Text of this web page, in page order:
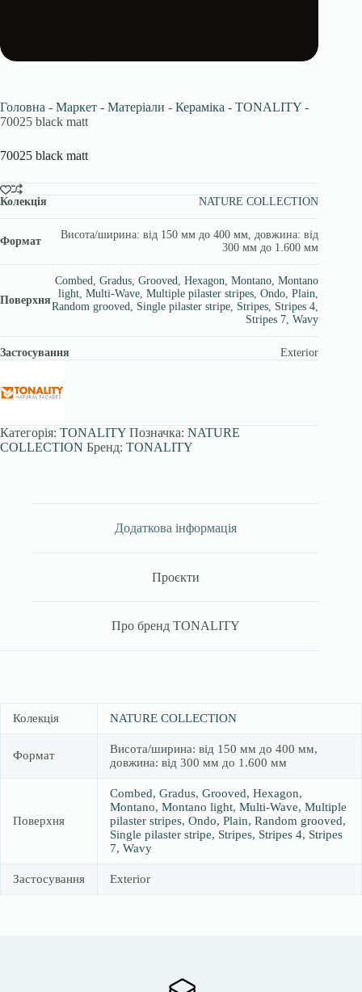
Головна - Маркет - Матеріали - Кераміка - TONALITY -
70025 black matt
70025 black matt
Колекція NATURE COLLECTION
Формат
Висота/ширина: від 150 мм до 400 мм, довжина: від
300 мм до 1.600 мм
Поверхня
Combed,Gradus,Grooved,Hexagon,Montano,Montano
light,Multi-Wave,Multiple pilaster stripes,Ondo,Plain,
Random grooved, Single pilaster stripe, Stripes, Stripes 4,
Stripes 7,Wavy
Застосування Exterior
Категорія: TONALITY Позначка: NATURE
COLLECTION Бренд: TONALITY
Додаткова інформація
Проєкти
Про бренд TONALITY
Колекція NATURE COLLECTION
Формат
Висота/ширина: від 150 мм до 400 мм,
довжина: від 300 мм до 1.600 мм
Поверхня
Combed, Gradus, Grooved, Hexagon,
Montano, Montano light, Multi-Wave, Multiple
pilaster stripes, Ondo, Plain, Random grooved,
Single pilaster stripe, Stripes, Stripes 4, Stripes
7, Wavy
Застосування Exterior